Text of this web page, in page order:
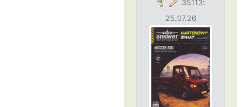
35113:
25.07.26